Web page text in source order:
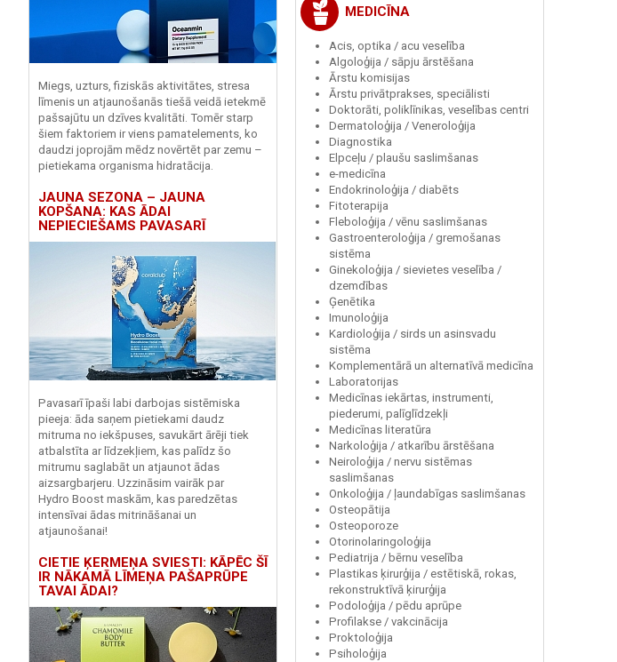
Miegs, uzturs, fiziskās aktivitātes, stresa
līmenis un atjaunošanās tiešā veidā ietekmē
pašsajūtu un dzīves kvalitāti. Tomēr starp
šiem faktoriem ir viens pamatelements, ko
daudzi joprojām mēdz novērtēt par zemu –
pietiekama organisma hidratācija.
JAUNA SEZONA – JAUNA
KOPŠANA: KAS ĀDAI
NEPIECIEŠAMS PAVASARĪ
Pavasarī īpaši labi darbojas sistēmiska
pieeja: āda saņem pietiekami daudz
mitruma no iekšpuses, savukārt ārēji tiek
atbalstīta ar līdzekļiem, kas palīdz šo
mitrumu saglabāt un atjaunot ādas
aizsargbarjeru. Uzzināsim vairāk par
Hydro Boost maskām, kas paredzētas
intensīvai ādas mitrināšanai un
atjaunošanai!
CIETIE ĶERMEŅA SVIESTI: KĀPĒC ŠĪ
IR NĀKAMĀ LĪMEŅA PAŠAPRŪPE
TAVAI ĀDAI?
MEDICĪNA
Acis, optika / acu veselība
Algoloģija / sāpju ārstēšana
Ārstu komisijas
Ārstu privātprakses, speciālisti
Doktorāti, poliklīnikas, veselības centri
Dermatoloģija / Veneroloģija
Diagnostika
Elpceļu / plaušu saslimšanas
e-medicīna
Endokrinoloģija / diabēts
Fitoterapija
Fleboloģija / vēnu saslimšanas
Gastroenteroloģija / gremošanas
sistēma
Ginekoloģija / sievietes veselība /
dzemdības
Ģenētika
Imunoloģija
Kardioloģija / sirds un asinsvadu
sistēma
Komplementārā un alternatīvā medicīna
Laboratorijas
Medicīnas iekārtas, instrumenti,
piederumi, palīglīdzekļi
Medicīnas literatūra
Narkoloģija / atkarību ārstēšana
Neiroloģija / nervu sistēmas
saslimšanas
Onkoloģija / ļaundabīgas saslimšanas
Osteopātija
Osteoporoze
Otorinolaringoloģija
Pediatrija / bērnu veselība
Plastikas ķirurģija / estētiskā, rokas,
rekonstruktīvā ķirurģija
Podoloģija / pēdu aprūpe
Profilakse / vakcinācija
Proktoloģija
Psiholoģija